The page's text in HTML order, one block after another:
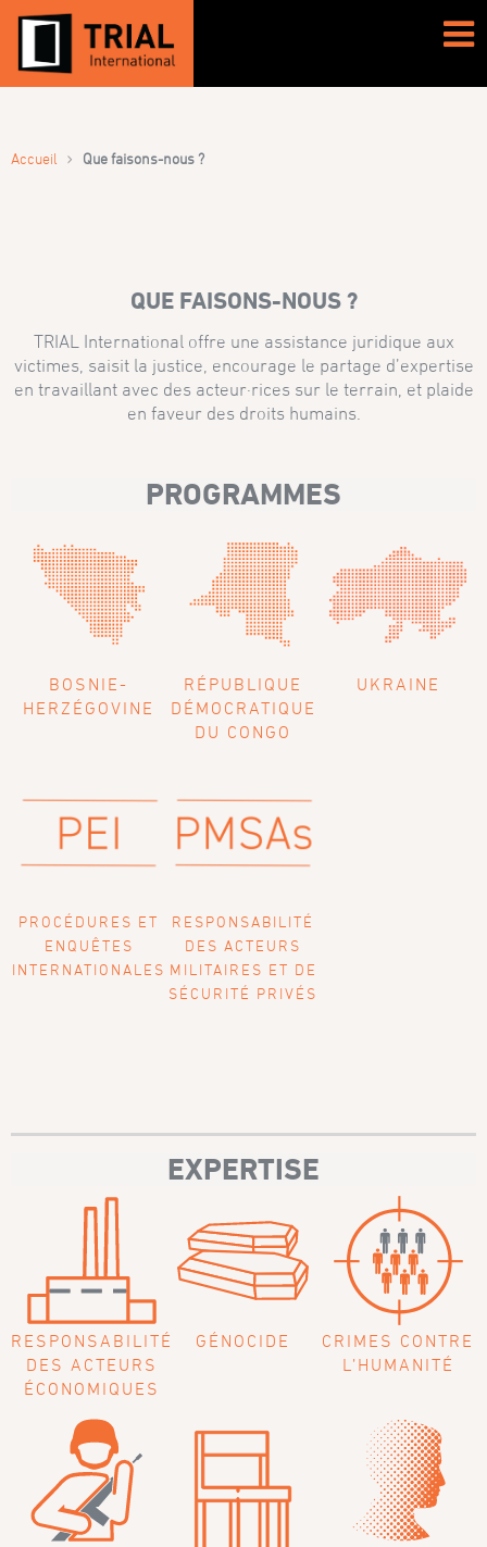
Accueil › Que faisons-nous ?
QUE FAISONS-NOUS ?
TRIAL International offre une assistance juridique aux
victimes, saisit la justice, encourage le partage d’expertise
en travaillant avec des acteur·rices sur le terrain, et plaide
en faveur des droits humains.
PROGRAMMES
BOSNIE-
HERZÉGOVINE
RÉPUBLIQUE
DÉMOCRATIQUE
DU CONGO
UKRAINE
PROCÉDURES ET
ENQUÊTES
INTERNATIONALES
RESPONSABILITÉ
DES ACTEURS
MILITAIRES ET DE
SÉCURITÉ PRIVÉS
EXPERTISE
RESPONSABILITÉ
DES ACTEURS
ÉCONOMIQUES
GÉNOCIDE
CRIMES CONTRE
L’HUMANITÉ